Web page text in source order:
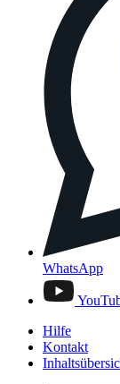
WhatsApp
Hilfe
Kontakt